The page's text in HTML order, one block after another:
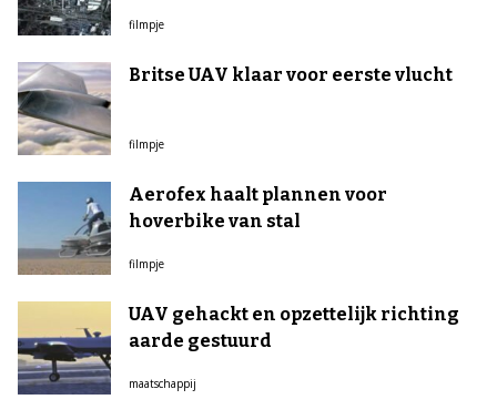
filmpje
Britse UAV klaar voor eerste vlucht
filmpje
Aerofex haalt plannen voor
hoverbike van stal
filmpje
UAV gehackt en opzettelijk richting
aarde gestuurd
maatschappij